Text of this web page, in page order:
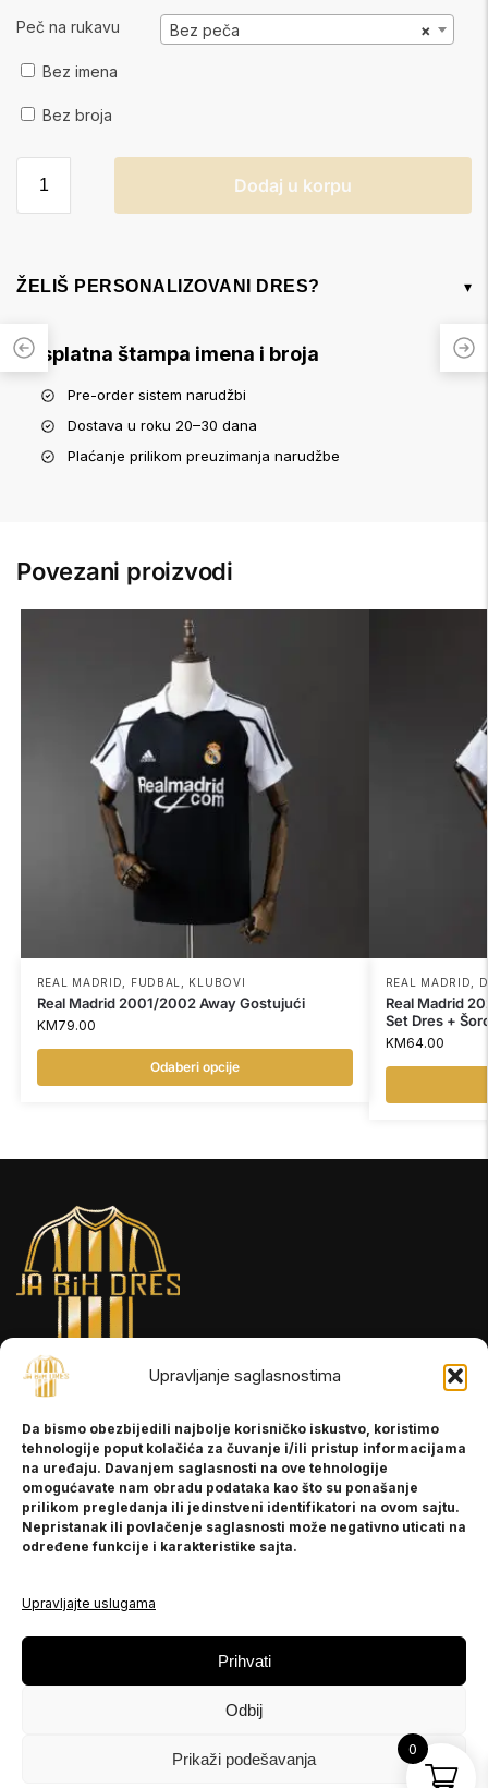
Upravljanje saglasnostima
Da bismo obezbijedili najbolje korisničko iskustvo, koristimo
tehnologije poput kolačića za čuvanje i/ili pristup informacijama
na uređaju. Davanjem saglasnosti na ove tehnologije
omogućavate nam obradu podataka kao što su ponašanje
prilikom pregledanja ili jedinstveni identifikatori na ovom sajtu.
Nepristanak ili povlačenje saglasnosti može negativno uticati na
određene funkcije i karakteristike sajta.
Upravljajte uslugama
Prihvati
Odbij
Prikaži podešavanja
Peč na rukavu ×
Bez peča
Bez imena
Bez broja
Dodaj u korpu
ŽELIŠ PERSONALIZOVANI DRES? ▾
Besplatna štampa imena i broja
Pre-order sistem narudžbi
Dostava u roku 20–30 dana
Plaćanje prilikom preuzimanja narudžbe
Povezani proizvodi
REAL MADRID FUDBAL KLUBOVI
Real Madrid 2001/2002 Away Gostujući
KM79.00
Odaberi opcije
REAL MADRID
Real Madrid
Set Dres +
KM64.00
INFORMACIJE
O nama
Kontakt
POMOĆ
Politika privatnosti
PRATITE NAS
Instagram
0